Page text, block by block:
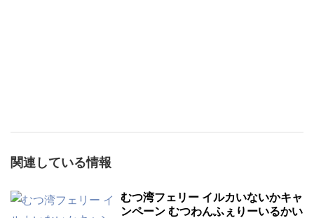
関連している情報
むつ湾フェリー イルカいないかキャ
ンペーン むつわんふぇりーいるかい